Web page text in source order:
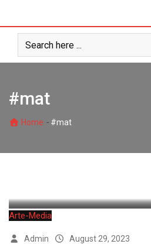
content
#mat
Home - #mat
Arte-Media
Admin August 29, 2023